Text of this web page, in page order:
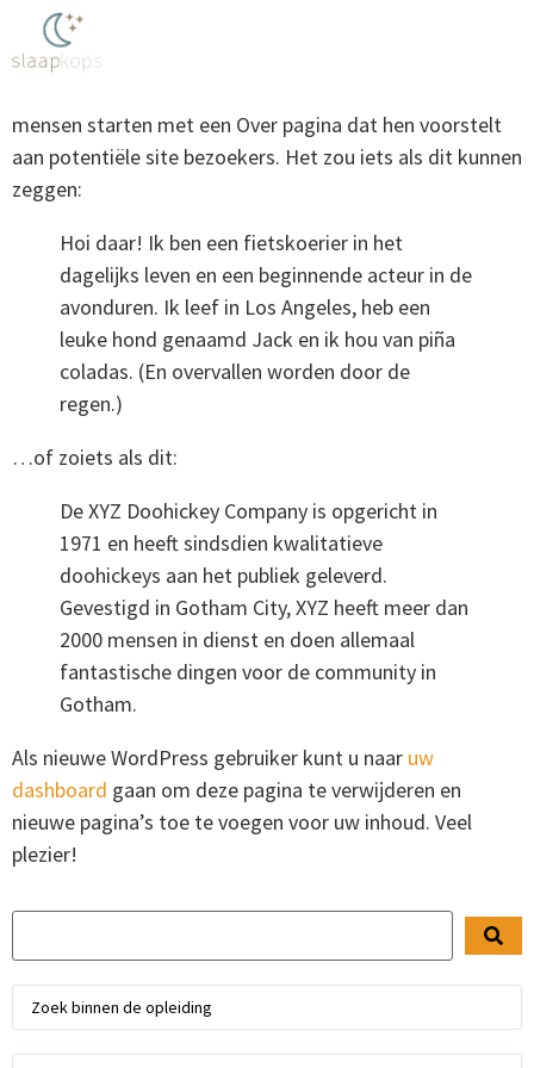
Dit is een voorbeeldpagina. Het is anders dan een blog
bericht omdat het op één plek blijft en tevoorschijn komt
mensen starten met een Over pagina dat hen voorstelt
aan potentiële site bezoekers. Het zou iets als dit kunnen
zeggen:
Hoi daar! Ik ben een fietskoerier in het
dagelijks leven en een beginnende acteur in de
avonduren. Ik leef in Los Angeles, heb een
leuke hond genaamd Jack en ik hou van piña
coladas. (En overvallen worden door de
regen.)
…of zoiets als dit:
De XYZ Doohickey Company is opgericht in
1971 en heeft sindsdien kwalitatieve
doohickeys aan het publiek geleverd.
Gevestigd in Gotham City, XYZ heeft meer dan
2000 mensen in dienst en doen allemaal
fantastische dingen voor de community in
Gotham.
Als nieuwe WordPress gebruiker kunt u naar uw
dashboard gaan om deze pagina te verwijderen en
nieuwe pagina’s toe te voegen voor uw inhoud. Veel
plezier!